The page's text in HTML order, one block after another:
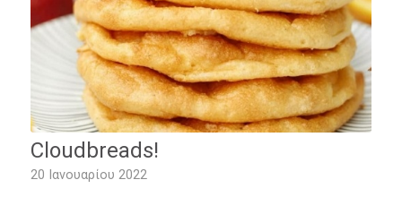
Cloudbreads!
20 Ιανουαρίου 2022